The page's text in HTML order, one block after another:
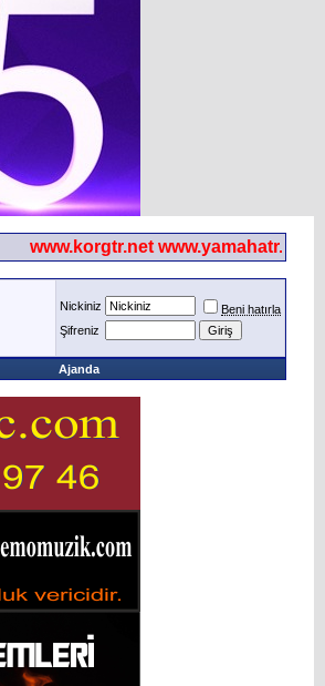
www.korgtr.net www.yamahatr.net
Nickiniz
Beni hatırla
Şifreniz
Ajanda